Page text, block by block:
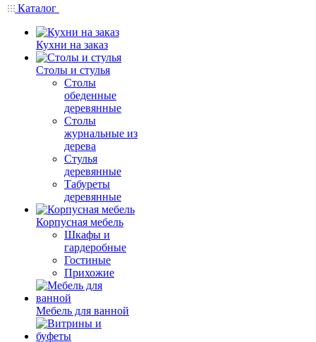
Каталог
Кухни на заказ
Столы и стулья
Столы
обеденные
деревянные
Столы
журнальные из
дерева
Стулья
деревянные
Табуреты
деревянные
Корпусная мебель
Шкафы и
гардеробные
Гостиные
Прихожие
Мебель для ванной